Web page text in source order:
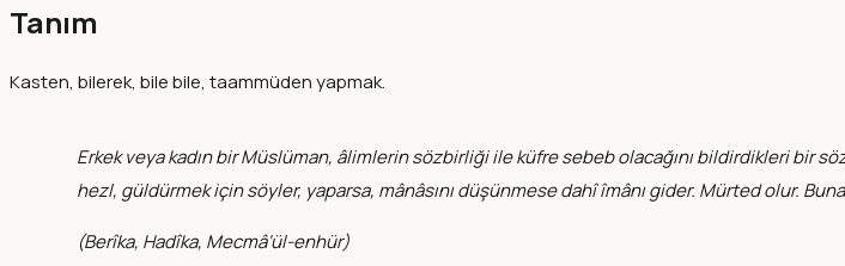
Tanım
Kasten, bilerek, bile bile, taammüden yapmak.
Erkek veya kadın bir Müslüman, âlimlerin sözbirliği ile küfre sebeb olacağını bildirdikleri
hezl, güldürmek için söyler, yaparsa, mânâsını düşünmese dahî îmânı gider. Mürted olur.
(Berîka, Hadîka, Mecmâ‘ül-enhür)